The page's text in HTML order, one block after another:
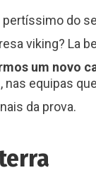
pertíssimo do
viking? La
um novo
equipas
da prova.